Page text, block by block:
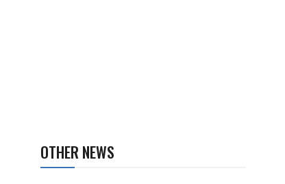
OTHER NEWS